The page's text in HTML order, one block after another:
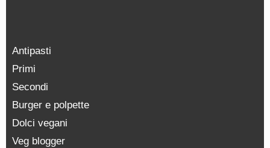
Antipasti
Primi
Secondi
Burger e polpette
Dolci vegani
Veg blogger